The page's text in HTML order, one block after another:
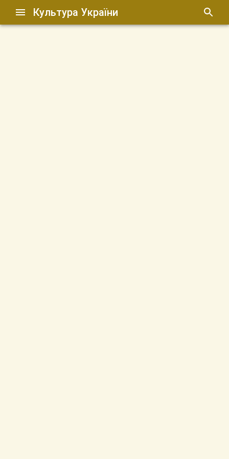
Культура України